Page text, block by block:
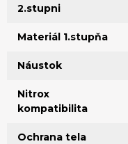
2.stupni
Materiál 1.stupňa
Náustok
Nitrox
kompatibilita
Ochrana tela